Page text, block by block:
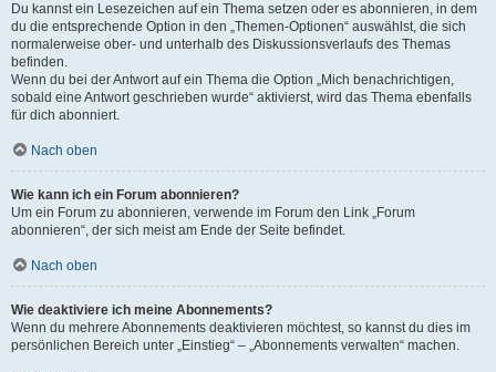
Du kannst ein Lesezeichen auf ein Thema setzen oder es abonnieren, in dem
du die entsprechende Option in den „Themen-Optionen“ auswählst, die sich
normalerweise ober- und unterhalb des Diskussionsverlaufs des Themas
befinden.
Wenn du bei der Antwort auf ein Thema die Option „Mich benachrichtigen,
sobald eine Antwort geschrieben wurde“ aktivierst, wird das Thema ebenfalls
für dich abonniert.
Nach oben
Wie kann ich ein Forum abonnieren?
Um ein Forum zu abonnieren, verwende im Forum den Link „Forum
abonnieren“, der sich meist am Ende der Seite befindet.
Nach oben
Wie deaktiviere ich meine Abonnements?
Wenn du mehrere Abonnements deaktivieren möchtest, so kannst du dies im
persönlichen Bereich unter „Einstieg“ – „Abonnements verwalten“ machen.